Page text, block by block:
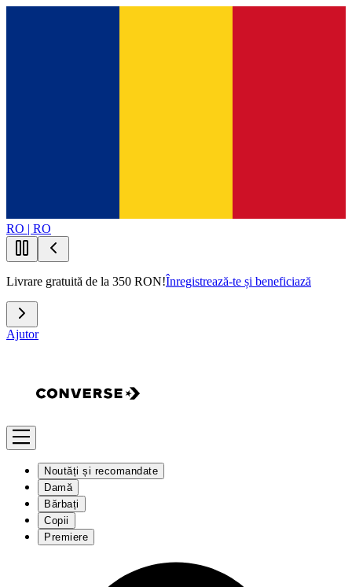
RO | RO
Livrare gratuită de la 350 RON!Înregistrează-te și beneficiază
Ajutor
Noutăți și recomandate
Damă
Bărbați
Copii
Premiere